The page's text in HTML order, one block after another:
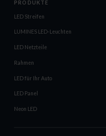
PRODUKTE
LED Streifen
LUMINES LED-Leuchten
LED Netzteile
Rahmen
LED für Ihr Auto
LED Panel
Neon LED